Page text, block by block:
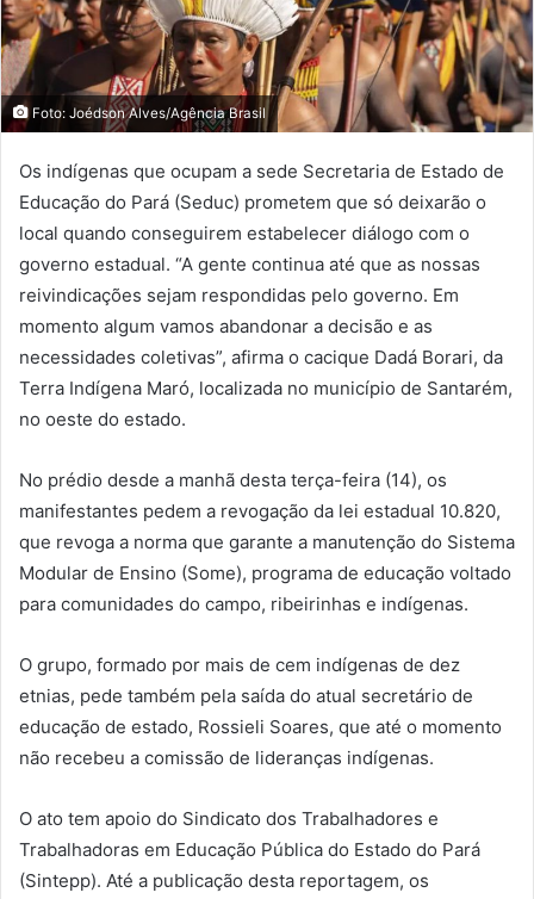
Foto: Joédson Alves/Agência Brasil
Os indígenas que ocupam a sede Secretaria de Estado de
Educação do Pará (Seduc) prometem que só deixarão o
local quando conseguirem estabelecer diálogo com o
governo estadual. “A gente continua até que as nossas
reivindicações sejam respondidas pelo governo. Em
momento algum vamos abandonar a decisão e as
necessidades coletivas”, afirma o cacique Dadá Borari, da
Terra Indígena Maró, localizada no município de Santarém,
no oeste do estado.
No prédio desde a manhã desta terça-feira (14), os
manifestantes pedem a revogação da lei estadual 10.820,
que revoga a norma que garante a manutenção do Sistema
Modular de Ensino (Some), programa de educação voltado
para comunidades do campo, ribeirinhas e indígenas.
O grupo, formado por mais de cem indígenas de dez
etnias, pede também pela saída do atual secretário de
educação de estado, Rossieli Soares, que até o momento
não recebeu a comissão de lideranças indígenas.
O ato tem apoio do Sindicato dos Trabalhadores e
Trabalhadoras em Educação Pública do Estado do Pará
(Sintepp). Até a publicação desta reportagem, os